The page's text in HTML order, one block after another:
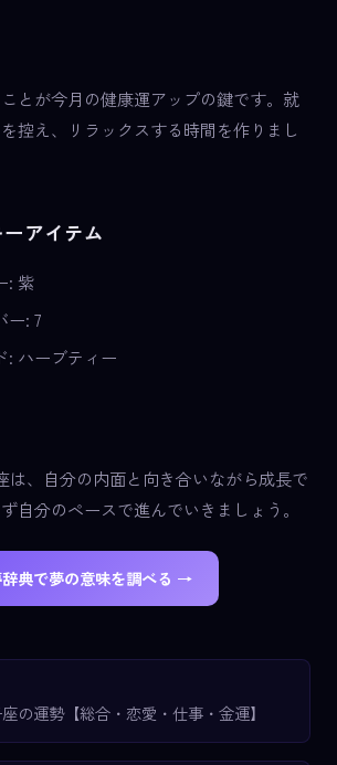
とが今月の健康運アップの鍵です。就
控え、リラックスする時間を作りまし
アイテム
: 紫
ー: 7
: ハーブティー
は、自分の内面と向き合いながら成長で
自分のペースで進んでいきましょう。
典で夢の意味を調べる →
の運勢【総合・恋愛・仕事・金運】